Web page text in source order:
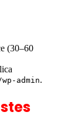
(30–60
admin.